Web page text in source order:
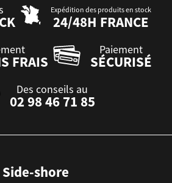
Expédition des produits en stock
24/48H FRANCE
FRAIS
Paiement
SÉCURISÉ
Des conseils au
02 98 46 71 85
Side-shore